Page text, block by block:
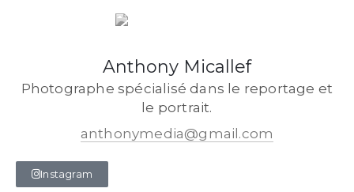
Anthony Micallef
Photographe spécialisé dans le reportage et
le portrait.
anthonymedia@gmail.com
Instagram